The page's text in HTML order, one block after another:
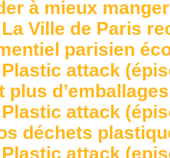
à mieux
La Ville de Paris
parisien
Plastic attack
plus
Plastic attack
déchets
Plastic attack